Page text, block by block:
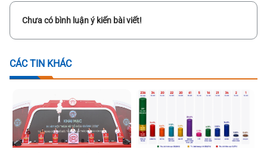
Chưa có bình luận ý kiến bài viết!
CÁC TIN KHÁC